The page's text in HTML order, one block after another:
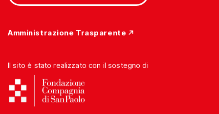
Amministrazione Trasparente
Il sito è stato realizzato con il sostegno di